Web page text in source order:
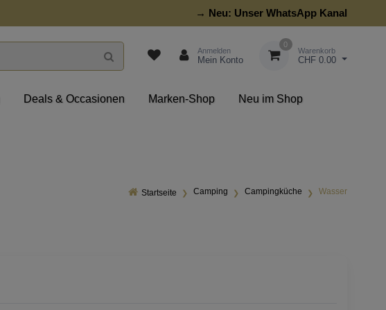
→ Neu: Unser WhatsApp Kanal
Anmelden
Mein Konto
0
Warenkorb
CHF 0.00
Deals & Occasionen Marken-Shop Neu im Shop
Startseite Camping Campingküche Wasser